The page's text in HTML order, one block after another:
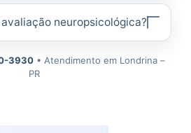
neuropsicológica?
3930 • Atendimento em Londrina –
PR